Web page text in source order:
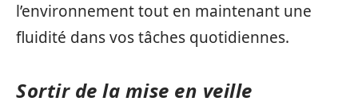
l’environnement tout en maintenant une
fluidité dans vos tâches quotidiennes.
Sortir de la mise en veille